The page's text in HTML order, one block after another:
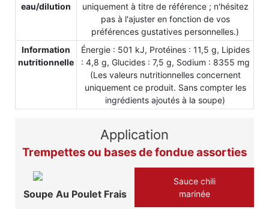
eau/dilution
uniquement à titre de référence ; n'hésitez
pas à l'ajuster en fonction de vos
préférences gustatives personnelles.)
Information
nutritionnelle
Énergie : 501 kJ, Protéines : 11,5 g, Lipides
: 4,8 g, Glucides : 7,5 g, Sodium : 8355 mg
(Les valeurs nutritionnelles concernent
uniquement ce produit. Sans compter les
ingrédients ajoutés à la soupe)
Application
Trempettes ou bases de fondue assorties
Soupe Au Poulet Frais
Sauce chili
marinée